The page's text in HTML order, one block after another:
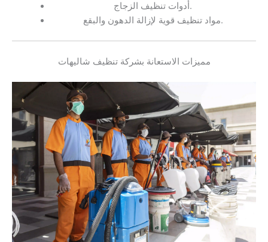
أدوات تنظيف الزجاج.
مواد تنظيف قوية لإزالة الدهون والبقع.
مميزات الاستعانة بشركة تنظيف شاليهات